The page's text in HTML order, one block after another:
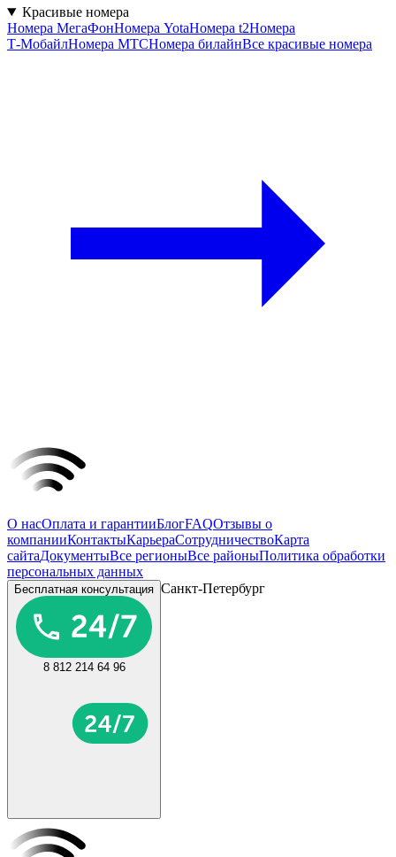
Красивые номера
Номера МегаФонНомера YotaНомера t2Номера
Т‑МобайлНомера МТСНомера билайнВсе красивые номера
О насОплата и гарантииБлогFAQОтзывы о
компанииКонтактыКарьераСотрудничествоКарта
сайтаДокументыВсе регионыВсе районыПолитика обработки
персональных данных
Бесплатная консультация
8 812 214 64 96
Санкт-Петербург